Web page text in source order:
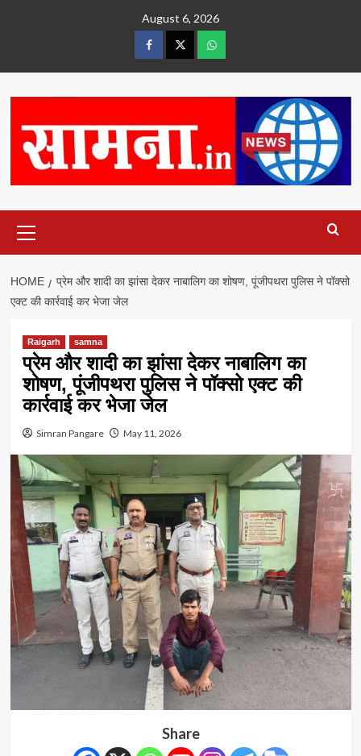
August 6, 2026
facebooktwitterwtsp
Menu
HOME
प्रेम और शादी का झांसा देकर नाबालिग का शोषण, पूंजीपथरा पुलिस ने पॉक्सो
एक्ट की कार्रवाई कर भेजा जेल
Raigarh samna
प्रेम और शादी का झांसा देकर नाबालिग का
शोषण, पूंजीपथरा पुलिस ने पॉक्सो एक्ट की
कार्रवाई कर भेजा जेल
Simran Pangare May 11, 2026
Share